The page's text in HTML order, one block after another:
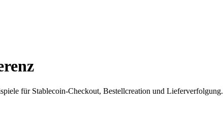
für Stablecoin-Checkout, Bestellcreation und Lieferverfolgung.